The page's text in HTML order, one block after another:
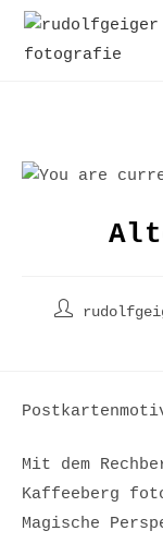
Skip
Post
Mit dem
Kaffeeberg
Magische